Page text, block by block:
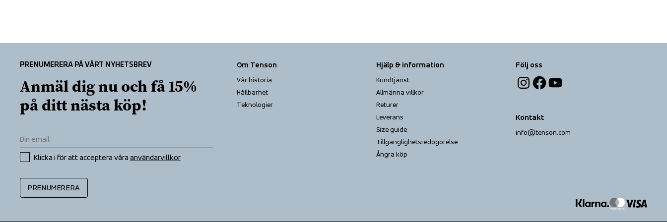
PRENUMERERA PÅ VÅRT NYHETSBREV
Anmäl dig nu och få 15%
på ditt nästa köp!
Klicka i för att acceptera våra användarvillkor
PRENUMERERA
Om Tenson
Vår historia
Hållbarhet
Teknologier
Hjälp & information
Kundtjänst
Allmänna villkor
Returer
Leverans
Size guide
Tillgänglighets­redogörelse
Ångra köp
Följ oss
Kontakt
info@tenson.com